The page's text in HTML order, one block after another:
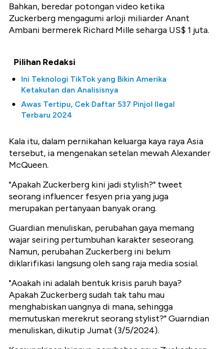
Bahkan, beredar potongan video ketika
Zuckerberg mengagumi arloji miliarder Anant
Ambani bermerek Richard Mille seharga US$ 1 juta.
Pilihan Redaksi
Ini Teknologi TikTok yang Bikin Amerika
Ketakutan dan Analisisnya
Awas Tertipu, Cek Daftar 537 Pinjol Ilegal
Terbaru 2024
Kala itu, dalam pernikahan keluarga kaya raya Asia
tersebut, ia mengenakan setelan mewah Alexander
McQueen.
"Apakah Zuckerberg kini jadi stylish?" tweet
seorang influencer fesyen pria yang juga
merupakan pertanyaan banyak orang.
Guardian menuliskan, perubahan gaya memang
wajar seiring pertumbuhan karakter seseorang.
Namun, perubahan Zuckerberg ini belum
diklarifikasi langsung oleh sang raja media sosial.
"Aoakah ini adalah bentuk krisis paruh baya?
Apakah Zuckerberg sudah tak tahu mau
menghabiskan uangnya di mana, sehingga
memutuskan merekrut seorang stylist?" Guarndian
menuliskan, dikutip Jumat (3/5/2024).